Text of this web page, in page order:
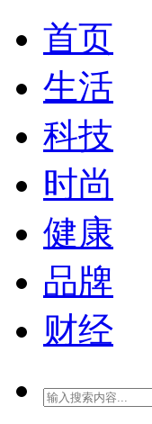
首页
生活
科技
时尚
健康
品牌
财经